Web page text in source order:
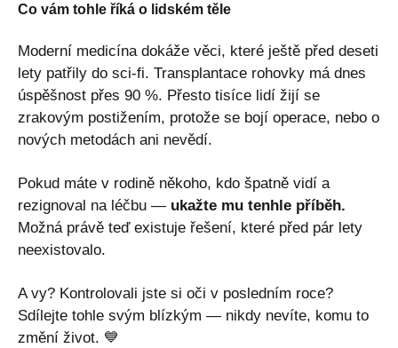
Co vám tohle říká o lidském těle
Moderní medicína dokáže věci, které ještě před deseti
lety patřily do sci-fi. Transplantace rohovky má dnes
úspěšnost přes 90 %. Přesto tisíce lidí žijí se
zrakovým postižením, protože se bojí operace, nebo o
nových metodách ani nevědí.
Pokud máte v rodině někoho, kdo špatně vidí a
rezignoval na léčbu — ukažte mu tenhle příběh.
Možná právě teď existuje řešení, které před pár lety
neexistovalo.
A vy? Kontrolovali jste si oči v posledním roce?
Sdílejte tohle svým blízkým — nikdy nevíte, komu to
změní život. 💙